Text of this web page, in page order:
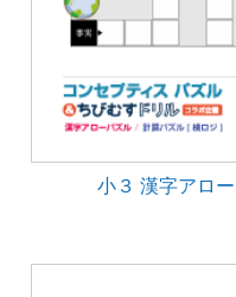
小３ 漢字アロ